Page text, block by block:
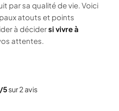
par sa qualité de vie. Voici
atouts et points
à décidersi vivre à
attentes.
5sur 2 avis